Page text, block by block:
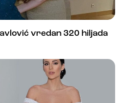
vredan 320 hiljada